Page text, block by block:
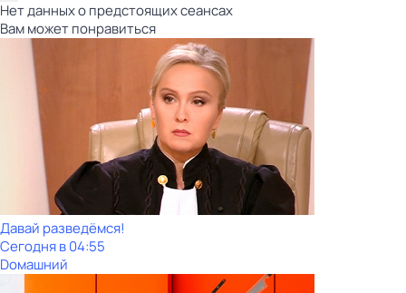
Нет данных о предстоящих сеансах
Вам может понравиться
Давай рaзвeдёмся!
Сегодня в 04:55
Dомашний